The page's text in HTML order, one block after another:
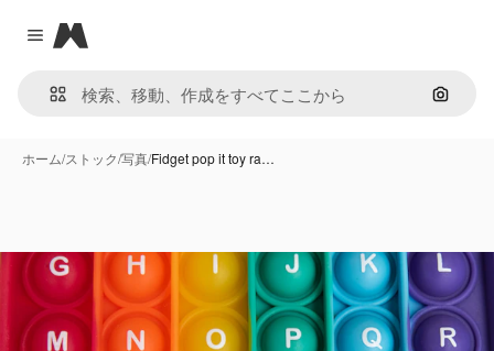
Close menu
Magnific
画像で
ホーム/ストック/写真/Fidget pop it toy ra…